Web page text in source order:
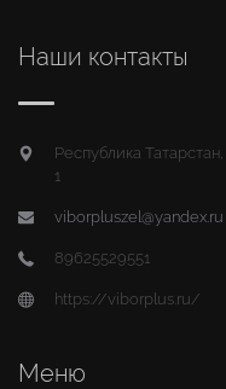
Наши контакты
Республика
1
viborpluszel@yandex.ru
89625529551
https://viborplus.ru/
Меню